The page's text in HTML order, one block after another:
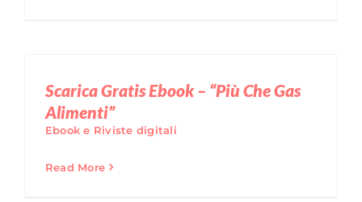
Scarica Gratis Ebook – “Più Che Gas
Alimenti”
Ebook e Riviste digitali
Read More